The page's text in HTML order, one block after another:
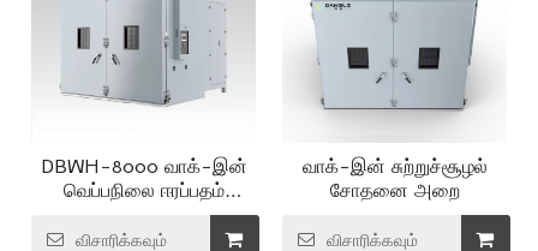
DBWH-8000 வாக்-இன்
வெப்பநிலை ஈரப்பதம்
விசாரிக்கவும்
வாக்-இன் சுற்றுச்சூழல்
சோதனை அறை
விசாரிக்கவும்